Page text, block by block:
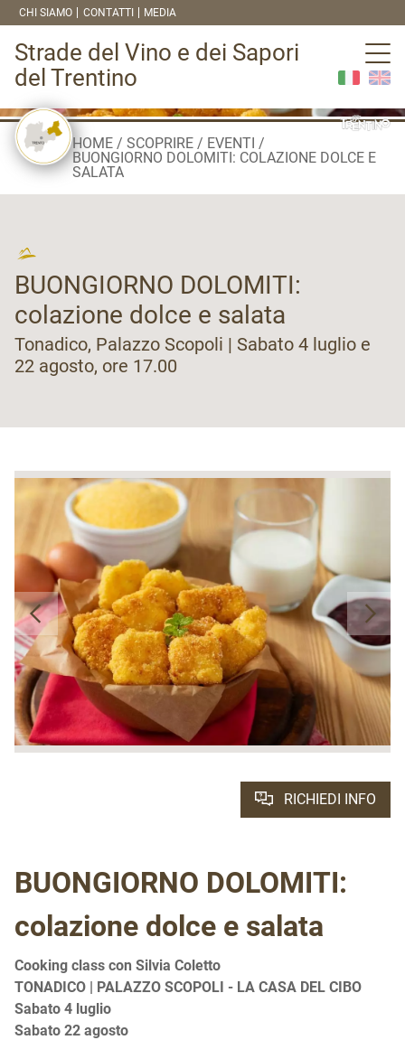
CHI SIAMO CONTATTI MEDIA
Strade del Vino e dei Sapori
del Trentino
HOME SCOPRIRE
EVENTI
BUONGIORNO DOLOMITI: COLAZIONE DOLCE E
SALATA
BUONGIORNO DOLOMITI:
colazione dolce e salata
Tonadico, Palazzo Scopoli | Sabato 4 luglio e
22 agosto, ore 17.00
RICHIEDI INFO
BUONGIORNO DOLOMITI:
colazione dolce e salata
Cooking class con Silvia Coletto
TONADICO | PALAZZO SCOPOLI - LA CASA DEL CIBO
Sabato 4 luglio
Sabato 22 agosto